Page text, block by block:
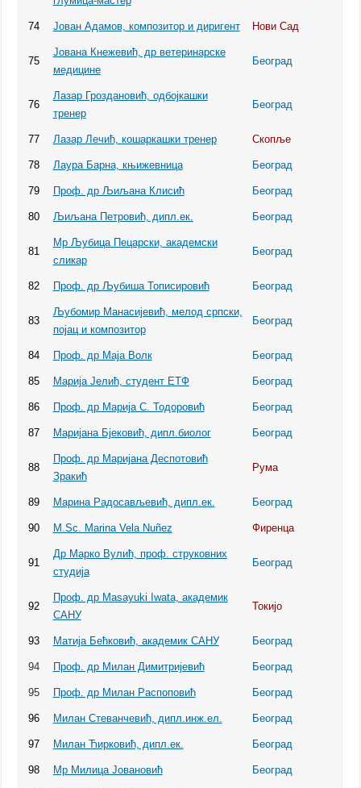
74 Јован Адамов, композитор и диригент Нови Сад
75
Јована Кнежевић, др ветеринарске
медицине
Београд
76
Лазар Гроздановић, одбојкашки
тренер
Београд
77 Лазар Лечић, кошаркашки тренер Скопље
78 Лаура Барна, књижевница Београд
79 Проф. др Љиљана Клисић Београд
80 Љиљана Петровић, дипл.ек. Београд
81
Мр Љубица Пецарски, академски
сликар
Београд
82 Проф. др Љубиша Тописировић Београд
83
Љубомир Манасијевић, мелод српски,
појац и композитор
Београд
84 Проф. др Маја Волк Београд
85 Марија Јелић, студент ЕТФ Београд
86 Проф. др Марија С. Тодоровић Београд
87 Маријана Бјековић, дипл.биолог Београд
88
Проф. др Маријана Деспотовић
Зракић
Рума
89 Марина Радосављевић, дипл.ек. Београд
90 M.Sc. Marina Vela Nuñez Фиренца
91
Др Марко Вулић, проф. струковних
студија
Београд
92
Проф. др Masayuki Iwata, академик
САНУ
Токијо
93 Матија Бећковић, академик САНУ Београд
94 Проф. др Милан Димитријевић Београд
95 Проф. др Милан Распоповић Београд
96 Милан Стеванчевић, дипл.инж.ел. Београд
97 Милан Ћирковић, дипл.ек. Београд
98 Мр Милица Јовановић Београд